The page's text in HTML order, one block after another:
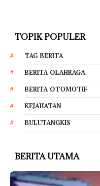
TOPIK POPULER
TAG BERITA
BERITA OLAHRAGA
BERITA OTOMOTIF
KEJAHATAN
BULUTANGKIS
BERITA UTAMA